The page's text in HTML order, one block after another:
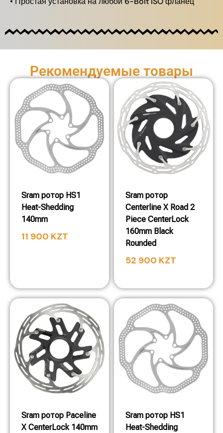
Рекомендуемые товары
Sram ротор HS1
Heat-Shedding
140mm
11 900 KZT
Sram ротор
Centerline X Road 2
Piece CenterLock
160mm Black
Rounded
52 900 KZT
Sram ротор Paceline
X CenterLock 140mm
Sram ротор HS1
Heat-Shedding